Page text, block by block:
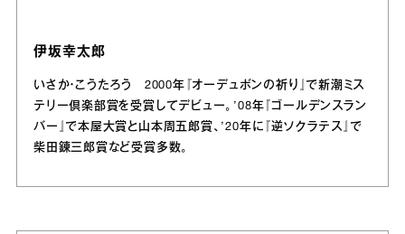
伊坂幸太郎
いさか・こうたろう 2000年『オーデュボンの祈り』で新潮ミス
テリー倶楽部賞を受賞してデビュー。’08年『ゴールデンスラン
バー』で本屋大賞と山本周五郎賞、’20年に『逆ソクラテス』で
柴田錬三郎賞など受賞多数。